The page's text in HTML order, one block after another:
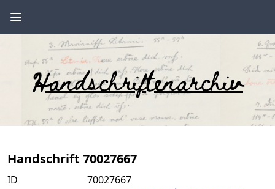
Handschriftenarchiv
Handschrift 70027667
ID
70027667